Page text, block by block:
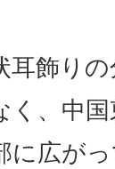
飾りの
く、中
に広がっ